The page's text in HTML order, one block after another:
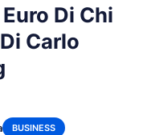
Di Chi
Carlo
BUSINESS